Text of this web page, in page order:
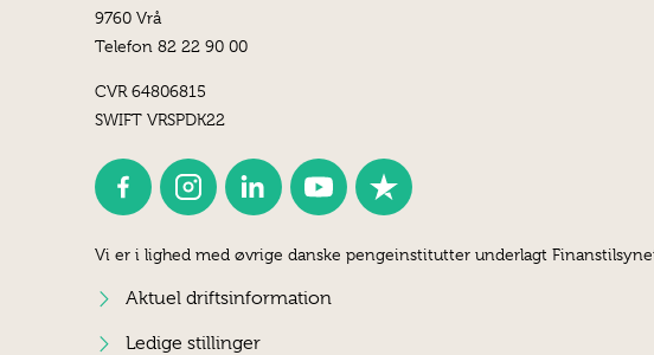
9760 Vrå
Telefon 82 22 90 00
CVR 64806815
SWIFT VRSPDK22
Vi er i lighed med øvrige danske pengeinstitutter underlagt
Aktuel driftsinformation
Ledige stillinger